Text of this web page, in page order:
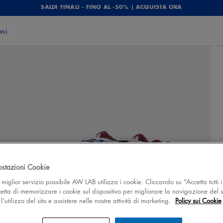
SALDI FINALI - FINO AL -50% | ACQUISTA ORA
Cookie
servizio possibile AW LAB utilizza i cookie. Cliccando su “Accetta tutti i
di memorizzare i cookie sul dispositivo per migliorare la navigazione del
del sito e assistere nelle nostre attività di marketing. Policy sui Cookie